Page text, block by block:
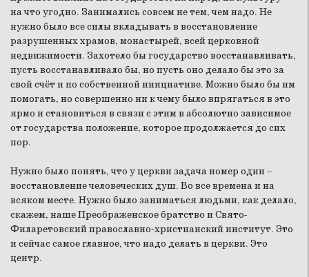
на что угодно. Занимались совсем не тем, чем надо. Не
нужно было все силы вкладывать в восстановление
разрушенных храмов, монастырей, всей церковной
недвижимости. Захотело бы государство восстанавливать,
пусть восстанавливало бы, но пусть оно делало бы это за
свой счёт и по собственной инициативе. Можно было бы им
помогать, но совершенно ни к чему было впрягаться в это
ярмо и становиться в связи с этим в абсолютно зависимое
от государства положение, которое продолжается до сих
пор.
Нужно было понять, что у церкви задача номер один –
восстановление человеческих душ. Во все времена и на
всяком месте. Нужно было заниматься людьми, как делало,
скажем, наше Преображенское братство и Свято-
Филаретовский православно-христианский институт. Это
и сейчас самое главное, что надо делать в церкви. Это
центр.